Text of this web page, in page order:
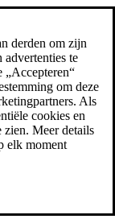
derden om zijn
advertenties te
„Accepteren“
om deze
Als
cookies en
zien. Meer details
elk moment
prijs!